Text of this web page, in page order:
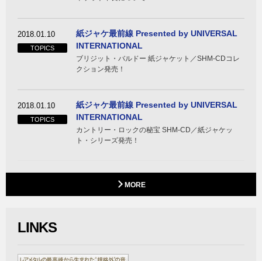
2018.01.10
TOPICS
紙ジャケ最前線 Presented by UNIVERSAL
INTERNATIONAL
ブリジット・バルドー 紙ジャケット／SHM-CDコレ
クション発売！
2018.01.10
TOPICS
紙ジャケ最前線 Presented by UNIVERSAL
INTERNATIONAL
カントリー・ロックの秘宝 SHM-CD／紙ジャケッ
ト・シリーズ発売！
MORE
LINKS